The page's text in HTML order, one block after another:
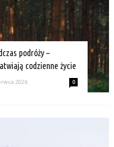
podróży –
codzienne życie
2026 0